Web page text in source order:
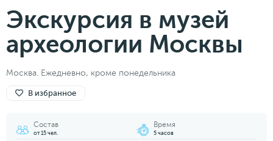
Экскурсия в музей
археологии Москвы
Москва. Ежедневно, кроме понедельника
В избранное
Состав
от 15 чел.
Время
5 часов